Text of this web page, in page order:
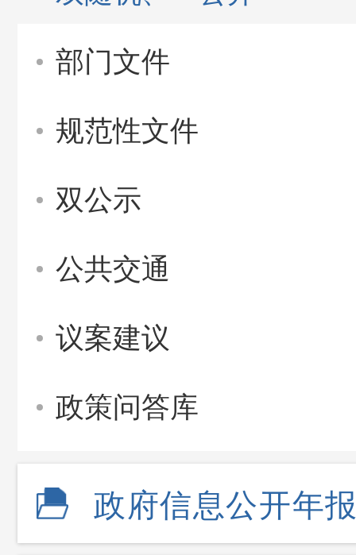
部门文件
规范性文件
双公示
公共交通
议案建议
政策问答库
政府信息公开年